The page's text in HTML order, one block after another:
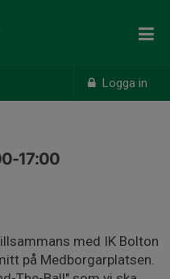
Logga in
17:00
med IK Bolton
på Medborgarplatsen.